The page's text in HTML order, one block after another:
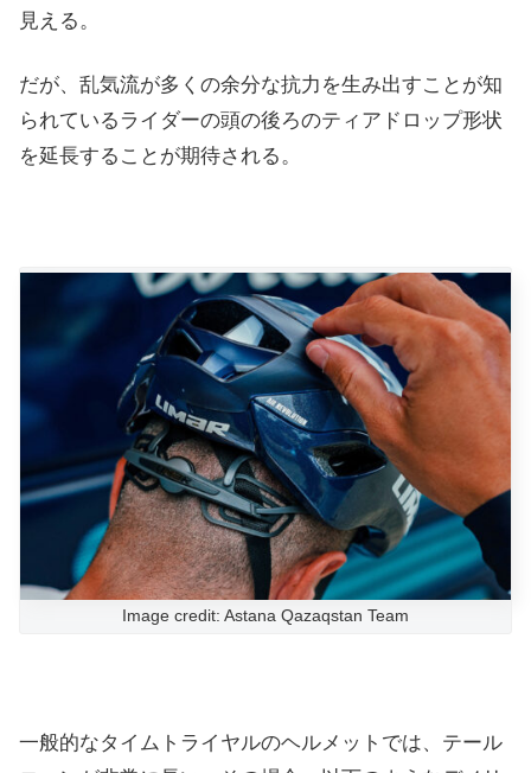
見える。
だが、乱気流が多くの余分な抗力を生み出すことが知
られているライダーの頭の後ろのティアドロップ形状
を延長することが期待される。
Image credit: Astana Qazaqstan Team
一般的なタイムトライヤルのヘルメットでは、テール